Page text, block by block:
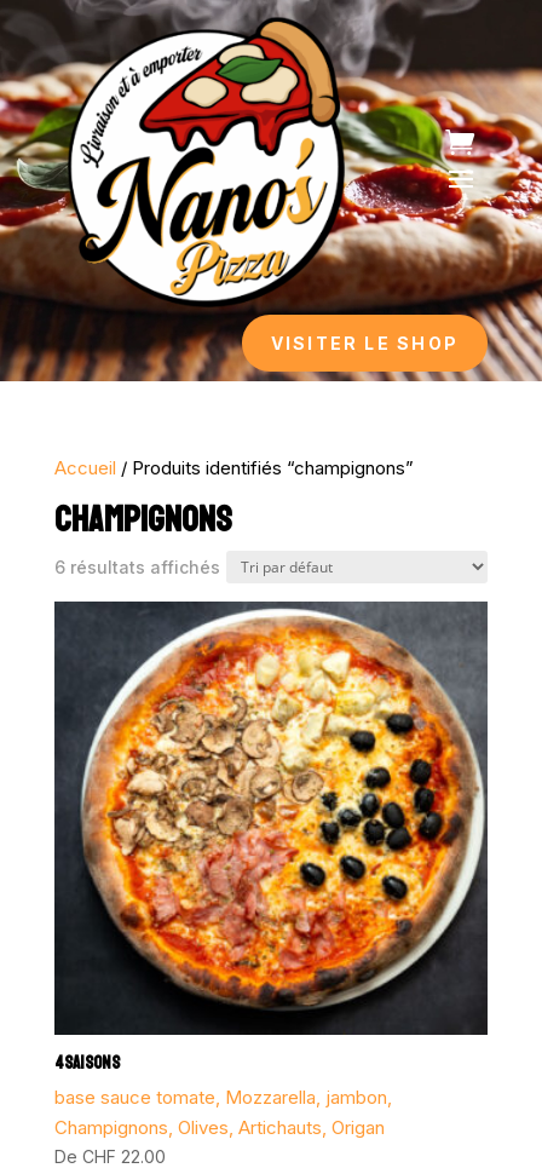
Lecteur
VISITER LE SHOP
Accueil / Produits identifiés “champignons”
CHAMPIGNONS
6 résultats affichés
4SAISONS
base sauce tomate, Mozzarella, jambon,
Champignons, Olives, Artichauts, Origan
De CHF 22.00